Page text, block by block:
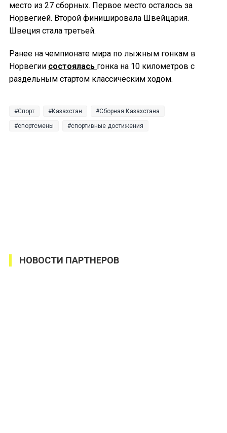
место из 27 сборных. Первое место осталось за
Норвегией. Второй финишировала Швейцария.
Швеция стала третьей.
Ранее на чемпионате мира по лыжным гонкам в
Норвегии состоялась гонка на 10 километров с
раздельным стартом классическим ходом.
Спорт Казахстан Сборная Казахстана
спортсмены спортивные достижения
НОВОСТИ ПАРТНЕРОВ